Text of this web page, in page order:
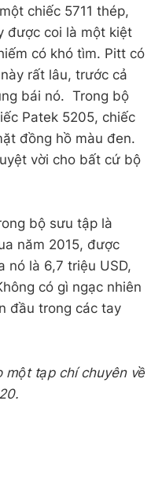
chiếc 5711 thép,
được coi là một kiệt
có khó tìm. Pitt có
rất lâu, trước cả
bái nó. Trong bộ
Patek 5205, chiếc
đồng hồ màu đen.
vời cho bất cứ bộ
bộ sưu tập là
năm 2015, được
nó là 6,7 triệu USD,
có gì ngạc nhiên
đầu trong các tay
tạp chí chuyên về